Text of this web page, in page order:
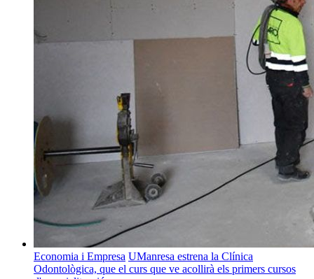
Economia i Empresa UManresa estrena la Clínica
Odontològica, que el curs que ve acollirà els primers cursos